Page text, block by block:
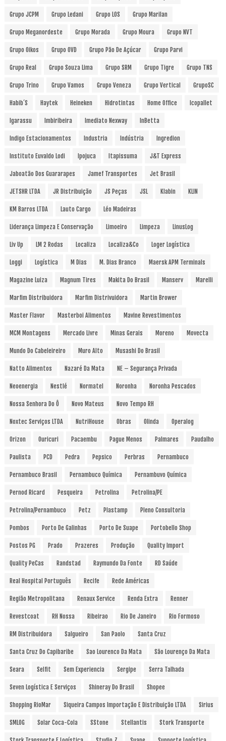
Grupo JCPM Grupo Ledani Grupo LOS Grupo Marilan
Grupo Meganordeste Grupo Morada Grupo Moura Grupo NVT
Grupo Oikos Grupo OVD Grupo Pão De Açúcar Grupo Parvi
Grupo Real Grupo Souza Lima Grupo SRM Grupo Tigre Grupo TNS
Grupo Trino Grupo Vamos Grupo Veneza Grupo Vertical GrupoSC
Habib´s Haytek Heineken Hidrotintas Home Office Icopallet
Igarassu Imbiribeira Imediato Nexway InBetta
Indigo Estacionamentos Industria Indústria Ingredion
Instituto Euvaldo Lodi Ipojuca Itapissuma J&T Express
Jaboatão Dos Guararapes Jamef Transportes Jet Brasil
JETSHR LTDA JR Distribuição JS Peças JSL Klabin KLIN
KM Barros LTDA Lauto Cargo Léo Madeiras
Liderança Limpeza E Conservação Limoeiro Limpeza LinusLog
Liv Up LM 2 Rodas Localiza Localiza&Co Loger Logística
Loggi Logística M Dias M. Dias Branco Maersk APM Terminals
Magazine Luiza Magnum Tires Makita Do Brasil Manserv Marelli
Marfim Distribuidora Marfim Distrivuidora Martin Brower
Master Flavor Masterboi Alimentos Mavine Revestimentos
MCM Montagens Mercado Livre Minas Gerais Moreno Movecta
Mundo Do Cabeleireiro Muro Alto Musashi Do Brasil
Natto Alimentos Nazaré Da Mata NE – Segurança Privada
Neoenergia Nestlé Normatel Noronha Noronha Pescados
Nossa Senhora Do Ô Novo Mateus Novo Tempo RH
Noxtec Serviços LTDA NutriHouse Obras Olinda Operalog
Orizon Ouricuri Pacaembu Pague Menos Palmares Paudalho
Paulista PCD Pedra Pepsico Perbras Pernambuco
Pernambuco Brasil Pernambuco Química Pernambuvo Química
Pernod Ricard Pesqueira Petrolina Petrolina/PE
Petrolina/Pernambuco Petz Plastamp Pleno Consultoria
Pombos Porto De Galinhas Porto De Suape Portobello Shop
Postos PG Prado Prazeres Produção Quality Import
Quality PeCas Randstad Raymundo Da Fonte RD Saúde
Real Hospital Português Recife Rede Américas
Região Metropolitana Renaux Service Renda Extra Renner
Revestcoat RH Nossa Ribeirao Rio De Janeiro Rio Formoso
RM Distribuidora Salgueiro San Paolo Santa Cruz
Santa Cruz Do Capibaribe Sao Lourenco Da Mata São Lourenço Da Mata
Seara Selfit Sem Experiencia Sergipe Serra Talhada
Seven Logística E Serviços Shineray Do Brasil Shopee
Shopping RioMar Siqueira Campos Importação E Distribuição LTDA Sirius
SMLOG Solar Coca-Cola SStone Stellantis Stork Transporte